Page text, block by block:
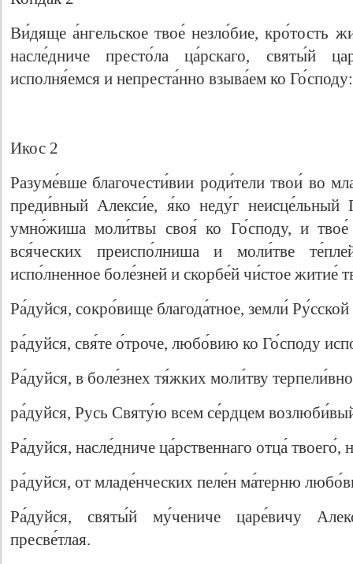
Ви́дяще а́нгельское твое́ незло́бие, кро́тость
насле́дниче престо́ла ца́рскаго, святы́й
исполня́емся и непреста́нно взыва́ем ко
Икос 2
Разуме́вше благочести́вии роди́тели твои́ во
преди́вный Алекси́е, я́ко неду́г
умно́жиша моли́твы своя́ ко Го́споду, и
вся́ческих преиспо́лниша и моли́тве
испо́лненное боле́зней и скорбе́й чи́стое житие́
Ра́дуйся, сокро́вище благода́тное, земли́
ра́дуйся, свя́те о́троче, любо́вию ко Го́споду
Ра́дуйся, в боле́знех тя́жких моли́тву
ра́дуйся, Русь Святу́ю всем се́рдцем
Ра́дуйся, насле́дниче ца́рственнаго отца́ твоего́,
ра́дуйся, от младе́нческих пеле́н ма́терню
Ра́дуйся, святы́й му́чениче царе́вичу
пресве́тлая.